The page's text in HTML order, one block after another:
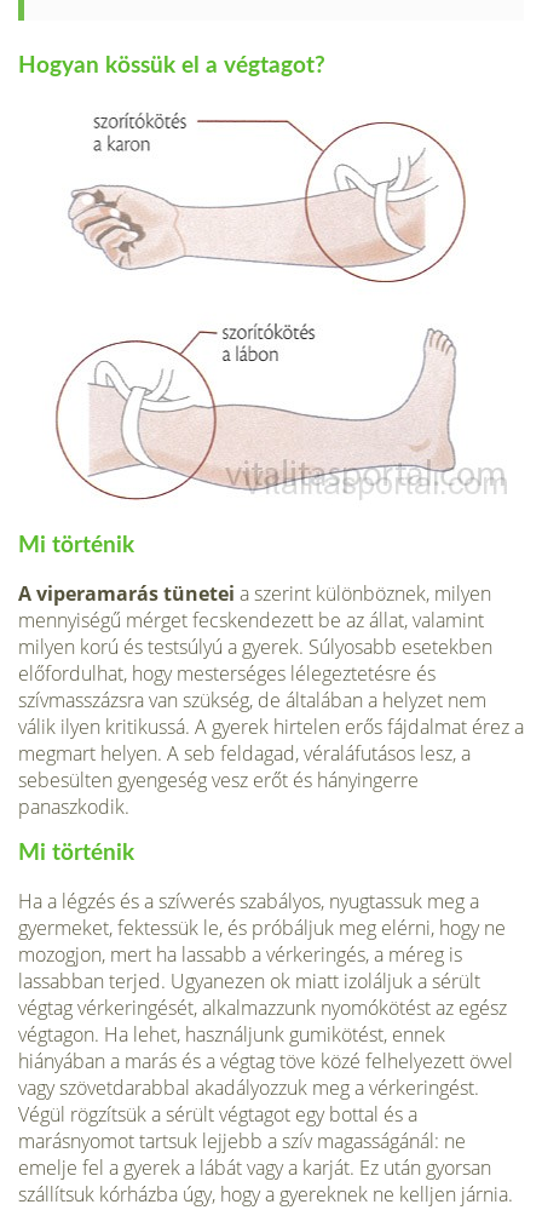
Hogyan kössük el a végtagot?
Mi történik
A viperamarás tünetei a szerint különböznek, milyen
mennyiségű mérget fecskendezett be az állat, valamint
milyen korú és testsúlyú a gyerek. Súlyosabb esetekben
előfordulhat, hogy mesterséges lélegeztetésre és
szívmasszázsra van szükség, de általában a helyzet nem
válik ilyen kritikussá. A gyerek hirtelen erős fájdalmat érez a
megmart helyen. A seb feldagad, véraláfutásos lesz, a
sebesül­ten gyengeség vesz erőt és hányingerre
panaszkodik.
Mi történik
Ha a légzés és a szívverés szabályos, nyugtassuk meg a
gyermeket, fektessük le, és próbáljuk meg elérni, hogy ne
mozogjon, mert ha lassabb a vérkeringés, a méreg is
lassabban terjed. Ugyanezen ok miatt izoláljuk a sérült
végtag vérkeringését, alkalmazzunk nyomókötést az egész
végtagon. Ha lehet, használjunk gumikötést, ennek
hiányában a marás és a végtag töve közé felhelyezett övvel
vagy szövetdarabbal akadályozzuk meg a vérkeringést.
Végül rögzítsük a sérült végtagot egy bottal és a
marásnyomot tartsuk lejjebb a szív magasságánál: ne
emelje fel a gyerek a lábát vagy a karját. Ez után gyorsan
szállítsuk kórházba úgy, hogy a gyereknek ne kelljen járnia.